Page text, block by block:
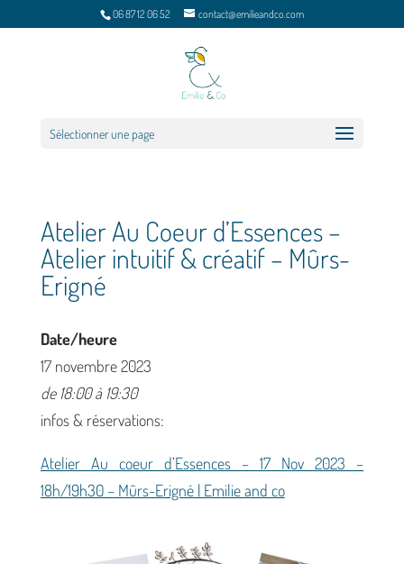
06 87 12 06 52 contact@emilieandco.com
Sélectionner une page
Atelier Au Coeur d’Essences –
Atelier intuitif & créatif – Mûrs-
Erigné
Date/heure
17 novembre 2023
de 18:00 à 19:30
infos & réservations:
Atelier Au coeur d’Essences – 17 Nov 2023 –
18h/19h30 – Mûrs-Erigné | Emilie and co